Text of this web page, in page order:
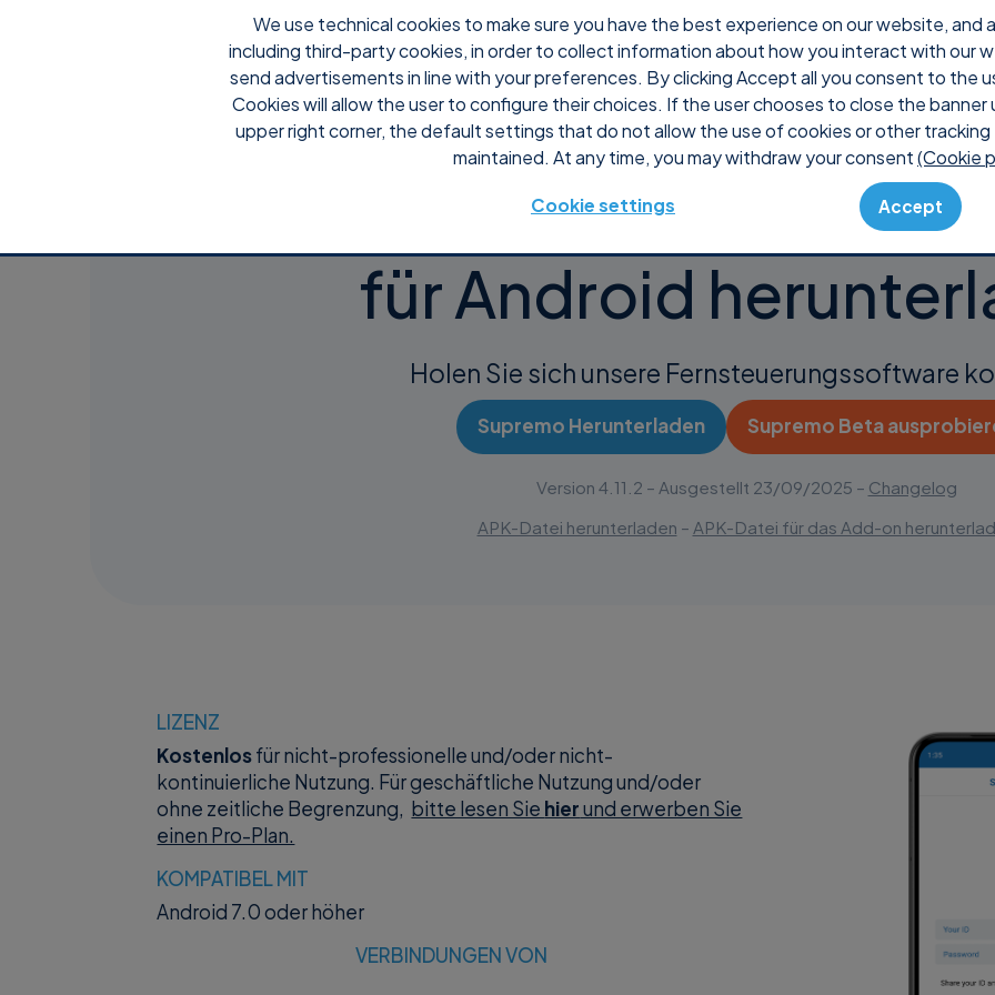
We use technical cookies to make sure you have the best experience on our website, and
including third-party cookies, in order to collect information about how you interact with our
send advertisements in line with your preferences. By clicking Accept all you consent to the
Cookies will allow the user to configure their choices. If the user chooses to close the
upper right corner, the default settings that do not allow the use of cookies or other
maintained. At any time, you may withdraw your consent(Cookie
Cookie settings Accept
Warum Supremo Preise Shop Console
Supremo Mobile
für Android
Holen Sie sich unsere Fernsteuerungssoftware
Supremo Herunterladen Supremo Beta
Version 4.11.2 – Ausgestellt 23/09/2025 – Changelog
APK-Datei herunterladen – APK-Datei für das Add-on
LIZENZ
Kostenlosfür nicht-professionelle und/oder nicht-
kontinuierliche Nutzung. Für geschäftliche Nutzung und/oder
ohne zeitliche Begrenzung, bitte lesen Sie hierund erwerben Sie
einen Pro-Plan.
KOMPATIBEL MIT
Android 7.0 oder höher
VERBINDUNGEN VON